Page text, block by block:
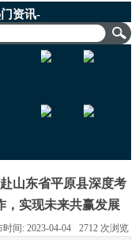
资讯-
山东省平原县深度考
，实现未来共赢发展
时间: 2023-04-04 2712 次浏览